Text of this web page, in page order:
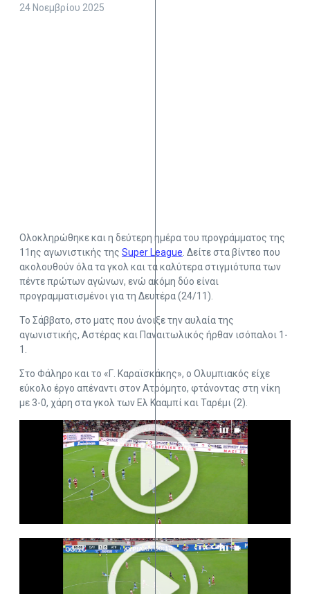
24 Νοεμβρίου 2025
Ολοκληρώθηκε και η δεύτερη ημέρα του προγράμματος της
11ης αγωνιστικής της Super League. Δείτε στα βίντεο που
ακολουθούν όλα τα γκολ και τα καλύτερα στιγμιότυπα των
πέντε πρώτων αγώνων, ενώ ακόμη δύο είναι
προγραμματισμένοι για τη Δευτέρα (24/11).
Το Σάββατο, στο ματς που άνοιξε την αυλαία της
αγωνιστικής, Αστέρας και Παναιτωλικός ήρθαν ισόπαλοι 1-
1.
Στο Φάληρο και το «Γ. Καραϊσκάκης», ο Ολυμπιακός είχε
εύκολο έργο απέναντι στον Ατρόμητο, φτάνοντας στη νίκη
με 3-0, χάρη στα γκολ των Ελ Κααμπί και Ταρέμι (2).